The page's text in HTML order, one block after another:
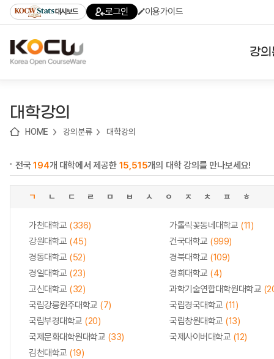
기
기
기
content)
가
대시보드 로그인 이용가이드
강
대학강의
HOME 강의분류 대학강의
전국194개 대학에서 제공한 15,515개의 대학 강의를 만나보세요!
ㄱ ㄴ ㄷ ㄹ ㅁ ㅂ ㅅ ㅇ ㅈ ㅊ ㅍ ㅎ
가천대학교 (336) 가톨릭꽃동네대학교 (11)
강원대학교 (45) 건국대학교 (999)
경동대학교 (52) 경북대학교 (109)
경일대학교 (23) 경희대학교 (4)
고신대학교 (32) 과학기술연합대학원대학교
국립강릉원주대학교 (7) 국립경국대학교 (11)
국립부경대학교 (20) 국립창원대학교 (13)
국제문화대학원대학교 (33) 국제사이버대학교 (12)
김천대학교 (19)